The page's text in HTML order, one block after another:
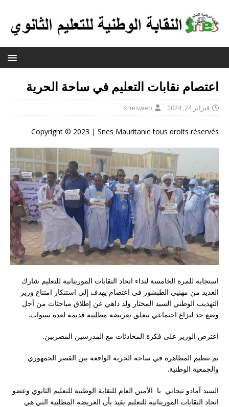
اعتصام نقابات التعليم في ساحة الحرية
فبراير 24, 2024 snesweb
Copyright © 2023 | Snes Mauritanie tous droits réservés
استجابة للمرة الخامسة لنداء اتحاد النقابات الموريتانية للتعليم شارك
العديد من مهنيي الطبشور في اعتصام يهدف إلى استنكار امتناع وزير
التهذيب الوطني السيد المختار ولد داهي عن إطلاق مباحثات من أجل
وضع حد لنزاع اجتماعي يتعلق بعريضة مطلبية قديمة لعدة سنوات.
اعترض الوزير على فكرة المحادثات مع المدرسين المضربين.
تم تنظيم المظاهرة في ساحة الحرية الواقعة بين القصر الجمهوري
والجمعية الوطنية.
السيد آمادو تيجاني با الأمين العام للنقابة الوطنية للتعليم الثانوي وعضو
اتحاد النقابات الموريتانية للتعلبم يفيد بأن العريضة المطلبية التي هي